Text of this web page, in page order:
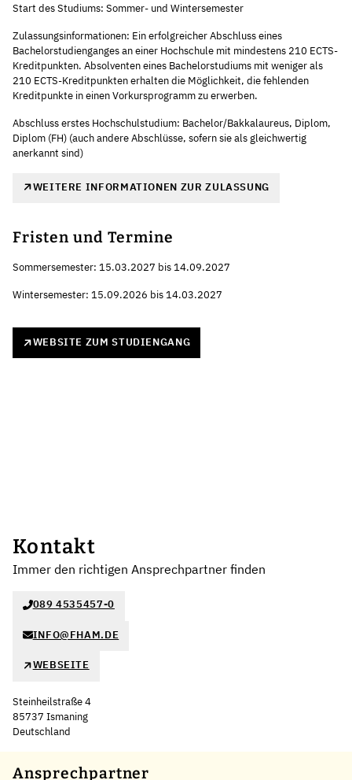
Start des Studiums: Sommer- und Wintersemester
Zulassungsinformationen: Ein erfolgreicher Abschluss eines
Bachelorstudienganges an einer Hochschule mit mindestens 210 ECTS-
Kreditpunkten. Absolventen eines Bachelorstudiums mit weniger als
210 ECTS-Kreditpunkten erhalten die Möglichkeit, die fehlenden
Kreditpunkte in einen Vorkursprogramm zu erwerben.
Abschluss erstes Hochschulstudium: Bachelor/Bakkalaureus, Diplom,
Diplom (FH) (auch andere Abschlüsse, sofern sie als gleichwertig
anerkannt sind)
WEITERE INFORMATIONEN ZUR ZULASSUNG
Fristen und Termine
Sommersemester: 15.03.2027 bis 14.09.2027
Wintersemester: 15.09.2026 bis 14.03.2027
WEBSITE ZUM STUDIENGANG
Kontakt
Immer den richtigen Ansprechpartner finden
089 4535457-0
INFO@FHAM.DE
WEBSEITE
Steinheilstraße 4
85737 Ismaning
Deutschland
Ansprechpartner